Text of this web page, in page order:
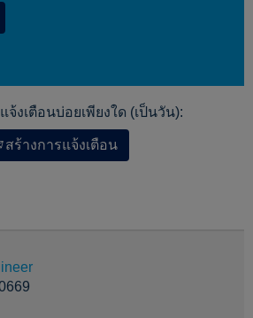
จ้งเตือนบ่อยเพียงใด (เป็นวัน):
สร้างการแจ้งเตือน